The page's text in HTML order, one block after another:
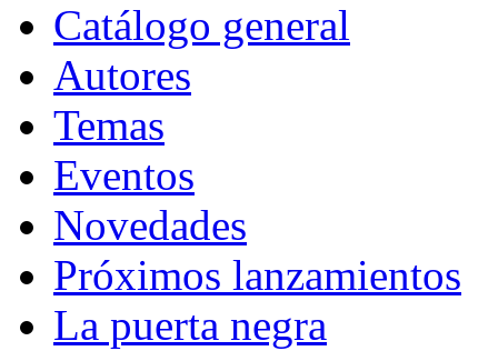
Catálogo general
Autores
Temas
Eventos
Novedades
Próximos lanzamientos
La puerta negra